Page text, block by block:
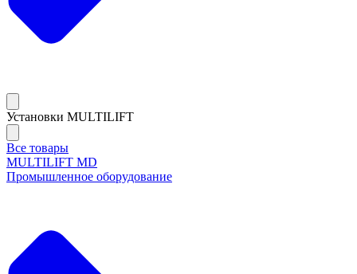
Установки MULTILIFT
Все товары
MULTILIFT MD
Промышленное оборудование